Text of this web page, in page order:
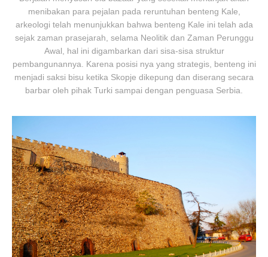
menibakan para pejalan pada reruntuhan benteng Kale,
arkeologi telah menunjukkan bahwa benteng Kale ini telah ada
sejak zaman prasejarah, selama Neolitik dan Zaman Perunggu
Awal, hal ini digambarkan dari sisa-sisa struktur
pembangunannya. Karena posisi nya yang strategis, benteng ini
menjadi saksi bisu ketika Skopje dikepung dan diserang secara
barbar oleh pihak Turki sampai dengan penguasa Serbia.